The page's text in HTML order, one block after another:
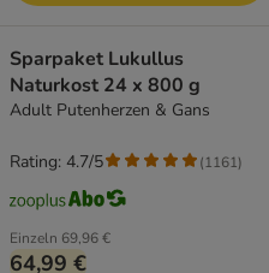
Sparpaket Lukullus
Naturkost 24 x 800 g
Adult Putenherzen & Gans
Einzeln 69,96 €
64,99 €
Rating: 4.7/5 (1161)